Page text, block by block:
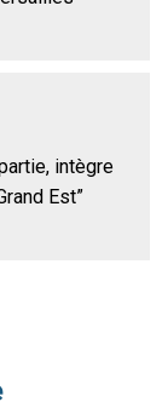
intègre
Est”